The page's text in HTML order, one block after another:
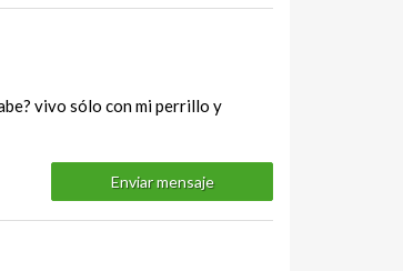
vivo sólo con mi perrillo y
Enviar mensaje